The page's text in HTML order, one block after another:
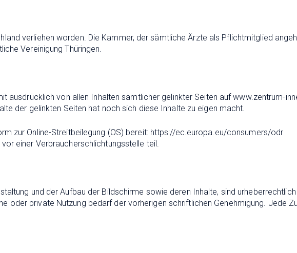
verliehen worden. Die Kammer, der sämtliche Ärzte als Pflichtmitglied
Vereinigung Thüringen.
ausdrücklich von allen Inhalten sämtlicher gelinkter Seiten auf www.zentrum-
der gelinkten Seiten hat noch sich diese Inhalte zu eigen macht.
zur Online-Streitbeilegung (OS) bereit: https://ec.europa.eu/consumers/odr
einer Verbraucherschlichtungsstelle teil.
und der Aufbau der Bildschirme sowie deren Inhalte, sind
oder private Nutzung bedarf der vorherigen schriftlichen Genehmigung. Jede